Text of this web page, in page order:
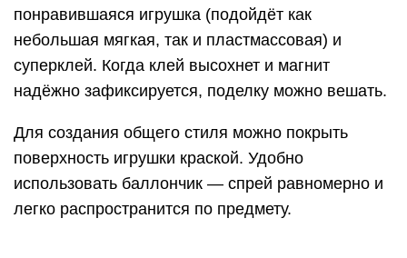
понравившаяся игрушка (подойдёт как
небольшая мягкая, так и пластмассовая) и
суперклей. Когда клей высохнет и магнит
надёжно зафиксируется, поделку можно вешать.
Для создания общего стиля можно покрыть
поверхность игрушки краской. Удобно
использовать баллончик — спрей равномерно и
легко распространится по предмету.